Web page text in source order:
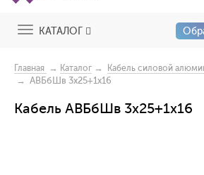
ToggleКАТАЛОГ
Главная → Каталог → Кабель силовой
→ АВБбШв 3x25+1x16
Кабель АВБбШв 3x25+1x16